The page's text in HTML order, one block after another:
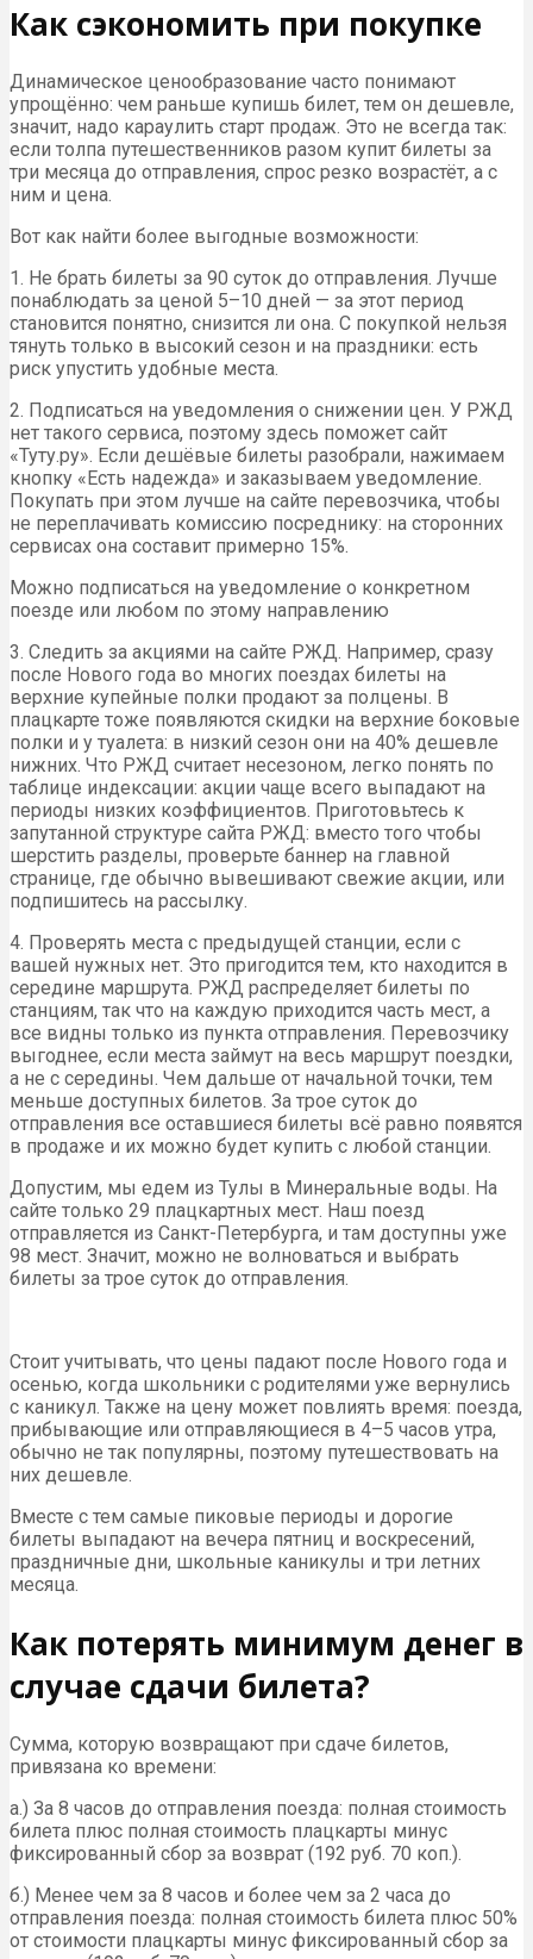
Как сэкономить при покупке
Динамическое ценообразование часто понимают
упрощённо: чем раньше купишь билет, тем он дешевле,
значит, надо караулить старт продаж. Это не всегда так:
если толпа путешественников разом купит билеты за
три месяца до отправления, спрос резко возрастёт, а с
ним и цена.
Вот как найти более выгодные возможности:
1. Не брать билеты за 90 суток до отправления. Лучше
понаблюдать за ценой 5–10 дней — за этот период
становится понятно, снизится ли она. С покупкой нельзя
тянуть только в высокий сезон и на праздники: есть
риск упустить удобные места.
2. Подписаться на уведомления о снижении цен. У РЖД
нет такого сервиса, поэтому здесь поможет сайт
«Туту.ру». Если дешёвые билеты разобрали, нажимаем
кнопку «Есть надежда» и заказываем уведомление.
Покупать при этом лучше на сайте перевозчика, чтобы
не переплачивать комиссию посреднику: на сторонних
сервисах она составит примерно 15%.
Можно подписаться на уведомление о конкретном
поезде или любом по этому направлению
3. Следить за акциями на сайте РЖД. Например, сразу
после Нового года во многих поездах билеты на
верхние купейные полки продают за полцены. В
плацкарте тоже появляются скидки на верхние боковые
полки и у туалета: в низкий сезон они на 40% дешевле
нижних. Что РЖД считает несезоном, легко понять по
таблице индексации: акции чаще всего выпадают на
периоды низких коэффициентов. Приготовьтесь к
запутанной структуре сайта РЖД: вместо того чтобы
шерстить разделы, проверьте баннер на главной
странице, где обычно вывешивают свежие акции, или
подпишитесь на рассылку.
4. Проверять места с предыдущей станции, если с
вашей нужных нет. Это пригодится тем, кто находится в
середине маршрута. РЖД распределяет билеты по
станциям, так что на каждую приходится часть мест, а
все видны только из пункта отправления. Перевозчику
выгоднее, если места займут на весь маршрут поездки,
а не с середины. Чем дальше от начальной точки, тем
меньше доступных билетов. За трое суток до
отправления все оставшиеся билеты всё равно появятся
в продаже и их можно будет купить с любой станции.
Допустим, мы едем из Тулы в Минеральные воды. На
сайте только 29 плацкартных мест. Наш поезд
отправляется из Санкт-Петербурга, и там доступны уже
98 мест. Значит, можно не волноваться и выбрать
билеты за трое суток до отправления.
Стоит учитывать, что цены падают после Нового года и
осенью, когда школьники с родителями уже вернулись
с каникул. Также на цену может повлиять время: поезда,
прибывающие или отправляющиеся в 4–5 часов утра,
обычно не так популярны, поэтому путешествовать на
них дешевле.
Вместе с тем самые пиковые периоды и дорогие
билеты выпадают на вечера пятниц и воскресений,
праздничные дни, школьные каникулы и три летних
месяца.
Как потерять минимум денег в
случае сдачи билета?
Сумма, которую возвращают при сдаче билетов,
привязана ко времени:
а.) За 8 часов до отправления поезда: полная стоимость
билета плюс полная стоимость плацкарты минус
фиксированный сбор за возврат (192 руб. 70 коп.).
б.) Менее чем за 8 часов и более чем за 2 часа до
отправления поезда: полная стоимость билета плюс 50%
от стоимости плацкарты минус фиксированный сбор за